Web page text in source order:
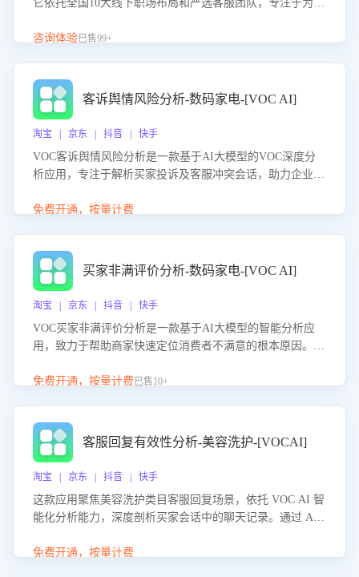
它依托全国10大线下职场布局和严选客服团队，专注于为企
客服团队和智能工具提升语音客服服务效率和质量，帮助企
咨询体验已售99+
客诉舆情风险分析-数码家电-[VOC AI]
淘宝 | 京东 | 抖音 | 快手
VOC客诉舆情风险分析是一款基于AI大模型的VOC深度分
析应用，专注于解析买家投诉及客服冲突会话，助力企业精
别客户情绪、归因争议根源，并客观评估客服应对合理性与
能力，阻断差评扩散，维护品牌声誉，实现客户满意度的持
续提升。
免费开通，按量计费
买家非满评价分析-数码家电-[VOC AI]
淘宝 | 京东 | 抖音 | 快手
VOC买家非满评价分析是一款基于AI大模型的智能分析应
用，致力于帮助商家快速定位消费者不满意的根本原因。该
客服原因或其它部门原因，明确责任归属，提供可落地的改
改，有效提升客户满意度和店铺整体服务质量。
免费开通，按量计费已售10+
客服回复有效性分析-美容洗护-[VOCAI]
淘宝 | 京东 | 抖音 | 快手
这款应用聚焦美容洗护类目客服回复场景，依托 VOC AI 智
能化分析能力，深度剖析买家会话中的聊天记录。通过 AI
答的有效性与完整性，输出针对性改进策略，助力商家快速
免费开通，按量计费